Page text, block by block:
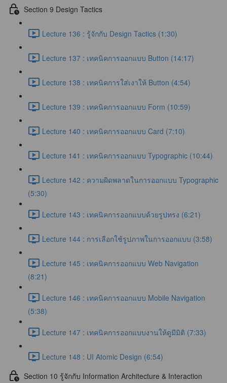
Section 9 Design Tactics
Lecture 136 : รู้จักกับ Design Tactics (1:30)
Lecture 137 : เทคนิคการออกแบบ Button (14:17)
Lecture 138 : เทคนิคการใส่เงาให้ Button (4:54)
Lecture 139 : เทคนิคการออกแบบ Form (10:59)
Lecture 140 : เทคนิคการออกแบบ Card (7:10)
Lecture 141 : เทคนิคการออกแบบ Typographic (10:44)
Lecture 142 : ความผิดพลาดในการออกแบบ Typographic
(5:30)
Lecture 143 : เทคนิคการออกแบบด้วยรูปทรง (6:21)
Lecture 144 : การเลือกใช้รูปภาพในการออกแบบ (3:58)
Lecture 145 : เทคนิคการออกแบบ Web Navigation
(8:21)
Lecture 146 : เทคนิคการออกแบบ Mobile Navigation
(5:38)
Lecture 147 : เทคนิคการออกแบบงานให้ดูมีมิติ (7:33)
Lecture 148 : UI Atomic Design (6:54)
Section 10 รู้จักกับ Information Architecture & Interaction